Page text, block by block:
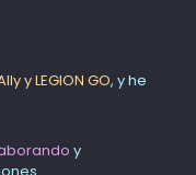
y LEGION GO, y he
y